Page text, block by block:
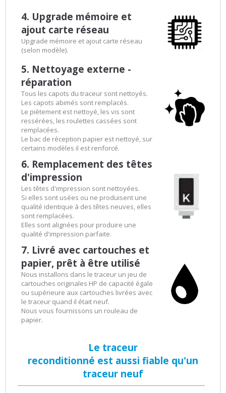
4. Upgrade mémoire et
ajout carte réseau
Upgrade mémoire et ajout carte réseau
(selon modèle).
5. Nettoyage externe -
réparation
Tous les capots du traceur sont nettoyés.
Les capots abimés sont remplacés.
Le piètement est nettoyé, les vis sont
ressérées, les roulettes cassées sont
remplacées.
Le bac de réception papier est nettoyé, sur
certains modèles il est renforcé.
6. Remplacement des têtes
d'impression
Les têtes d'impression sont nettoyées.
Si elles sont usées ou ne produisent une
qualité identique à des têtes neuves, elles
sont remplacées.
Elles sont alignées pour produire une
qualité d'impression parfaite.
7. Livré avec cartouches et
papier, prêt à être utilisé
Nous installons dans le traceur un jeu de
cartouches originales HP de capacité égale
ou supérieure aux cartouches livrées avec
le traceur quand il était neuf.
Nous vous fournissons un rouleau de
papier.
Le traceur
reconditionné est aussi fiable qu'un
traceur neuf